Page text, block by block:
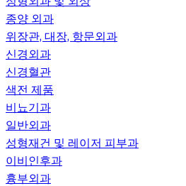
종양 외과
위장관, 대장, 항문외과
신경외과
신경혈관
색전 제품
비뇨기과
일반외과
성형재건 및 레이저 피부과
이비인후과
흉부외과